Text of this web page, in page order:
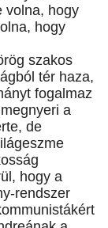
volna, hogy
hogy
szakos
tér haza,
fogalmaz
a
de
hogy a
rendszer